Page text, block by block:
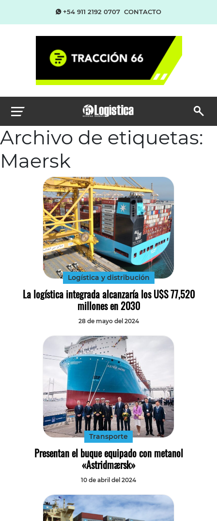
+54 911 2192 0707 CONTACTO
Archivo de etiquetas:
Maersk
Logística y distribución
La logística integrada alcanzaría los U$S 77,520
millones en 2030
28 de mayo del 2024
Transporte
Presentan el buque equipado con metanol
«Astridmærsk»
10 de abril del 2024